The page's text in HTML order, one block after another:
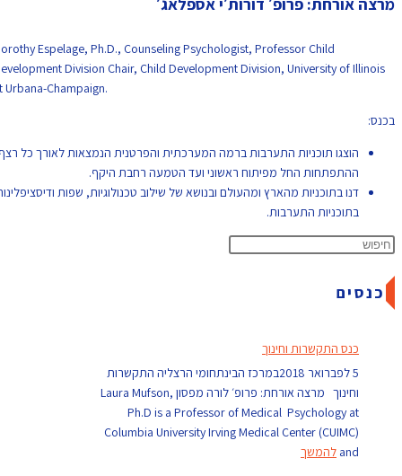
Dorothy Espelage, Ph.D., Counseling Psychologist, Professor Child
Development Division Chair, Child Development Division, University of Illinois
at Urbana-Champaign.
בכנס:
הוצגו תוכניות התערבות ברמה המערכתית והפרטנית הנמצאות לאורך כל רצף
ההתפתחות החל מפיתוח ראשוני ועד הטמעה רחבת היקף.
דנו בתוכניות מהארץ ומהעולם ובנושא של שילוב טכנולוגיות, שפות ודיסציפלינות
בתוכניות התערבות.
כנסים
כנס התקשרות וחינוך
5 לפברואר 2018במרכז הבינתחומי הרצליה התקשרות
וחינוך מרצה אורחת: פרופ׳ לורה מפסון Laura Mufson,
Ph.D is a Professor of Medical Psychology at
Columbia University Irving Medical Center (CUIMC)
andלהמשך